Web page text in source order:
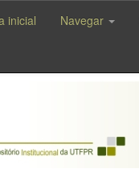
inicial Navegar